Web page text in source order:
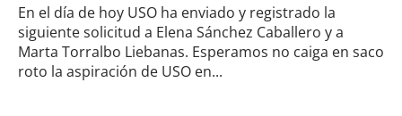
En el día de hoy USO ha enviado y registrado la
siguiente solicitud a Elena Sánchez Caballero y a
Marta Torralbo Liebanas. Esperamos no caiga en saco
roto la aspiración de USO en...